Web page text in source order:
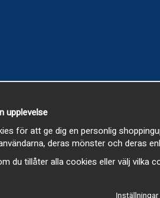
upplevelse
för att ge dig en personlig
deras mönster och deras
du tillåter alla cookies eller välj vilka
Inställningar